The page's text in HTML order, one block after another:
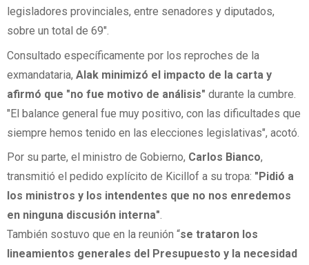
legisladores provinciales, entre senadores y diputados,
sobre un total de 69".
Consultado específicamente por los reproches de la
exmandataria, Alak minimizó el impacto de la carta y
afirmó que "no fue motivo de análisis" durante la cumbre.
"El balance general fue muy positivo, con las dificultades que
siempre hemos tenido en las elecciones legislativas", acotó.
Por su parte, el ministro de Gobierno, Carlos Bianco,
transmitió el pedido explícito de Kicillof a su tropa: "Pidió a
los ministros y los intendentes que no nos enredemos
en ninguna discusión interna".
También sostuvo que en la reunión “se trataron los
lineamientos generales del Presupuesto y la necesidad